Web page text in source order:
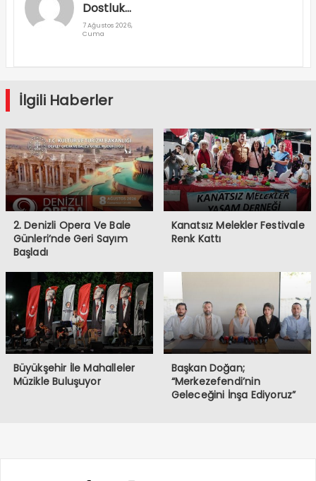
Dostluk
Rallisi
7 Ağustos 2026,
Cuma
İlgili Haberler
2. Denizli Opera Ve Bale
Günleri’nde Geri Sayım
Başladı
Kanatsız Melekler Festivale
Renk Kattı
Büyükşehir İle Mahalleler
Müzikle Buluşuyor
Başkan Doğan;
“Merkezefendi’nin
Geleceğini İnşa Ediyoruz”